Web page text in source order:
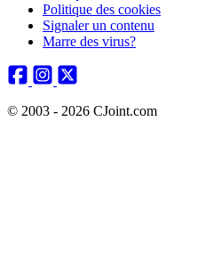
Politique des cookies
Signaler un contenu
Marre des virus?
© 2003 - 2026 CJoint.com